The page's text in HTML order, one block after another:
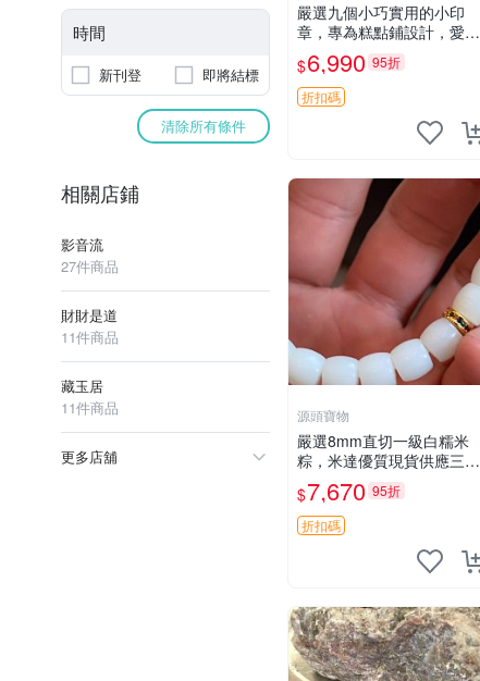
時間
新刊登 即將結標
清除所有條件
相關店鋪
影音流
27件商品
財財是道
11件商品
藏玉居
11件商品
更多店舖
嚴選九個小巧實用的小印
章，專為糕點鋪設計，愛好
者推薦收藏 印章 小工具 糕
點店具
$6,990 95折
折扣碼
源頭寶物
嚴選8mm直切一級白糯米
粽，米達優質現貨供應三百
條 細滅油滑口感極佳 所見
即所得 單批可議 糯米粽 白
粽 起義
$7,670 95折
折扣碼